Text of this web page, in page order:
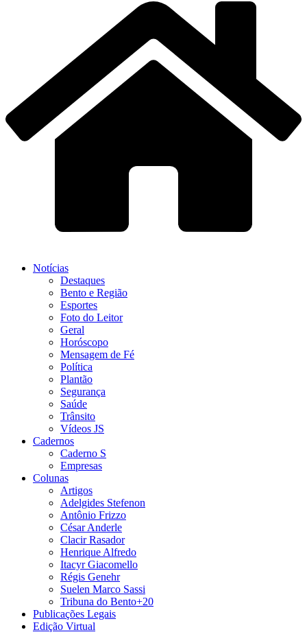
Notícias
Destaques
Bento e Região
Esportes
Foto do Leitor
Geral
Horóscopo
Mensagem de Fé
Política
Plantão
Segurança
Saúde
Trânsito
Vídeos JS
Cadernos
Caderno S
Empresas
Colunas
Artigos
Adelgides Stefenon
Antônio Frizzo
César Anderle
Clacir Rasador
Henrique Alfredo
Itacyr Giacomello
Régis Genehr
Suelen Marco Sassi
Tribuna do Bento+20
Publicações Legais
Edição Virtual